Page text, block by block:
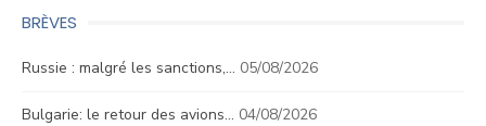
BRÈVES
Russie : malgré les sanctions,… 05/08/2026
Bulgarie: le retour des avions… 04/08/2026